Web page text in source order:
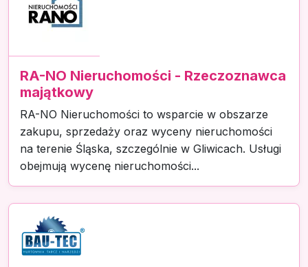
RA-NO Nieruchomości - Rzeczoznawca
majątkowy
RA-NO Nieruchomości to wsparcie w obszarze
zakupu, sprzedaży oraz wyceny nieruchomości
na terenie Śląska, szczególnie w Gliwicach. Usługi
obejmują wycenę nieruchomości...